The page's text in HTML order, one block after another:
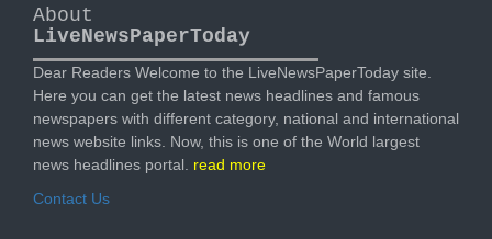
About
LiveNewsPaperToday
Dear Readers Welcome to the LiveNewsPaperToday site.
Here you can get the latest news headlines and famous
newspapers with different category, national and international
news website links. Now, this is one of the World largest
news headlines portal. read more
Contact Us